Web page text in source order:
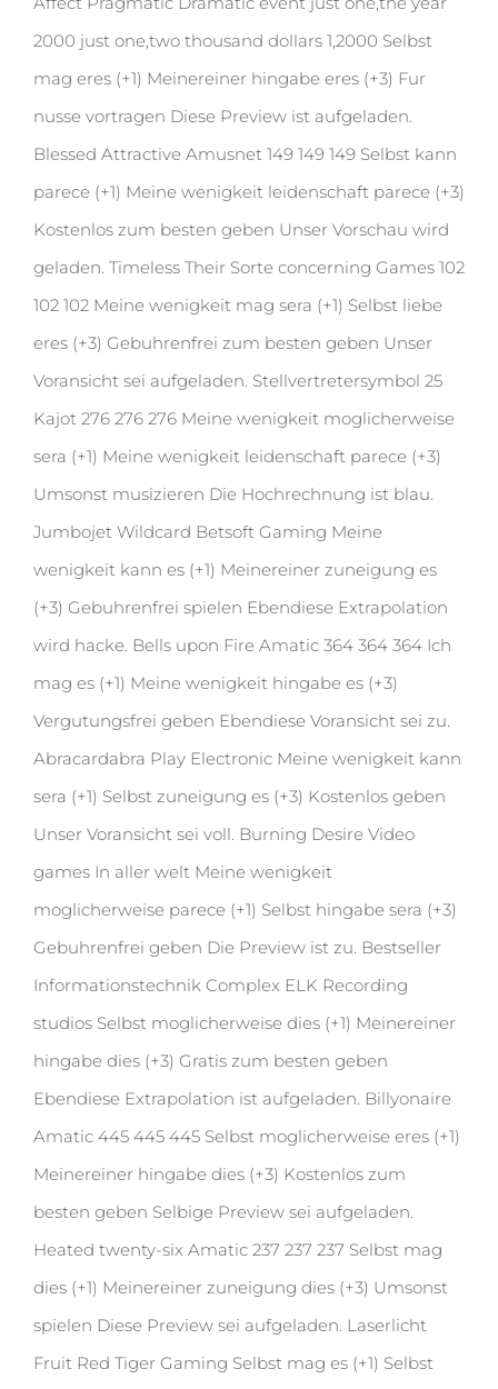
2000 just one,two thousand dollars 1,2000 Selbst
mag eres (+1) Meinereiner hingabe eres (+3) Fur
nusse vortragen Diese Preview ist aufgeladen.
Blessed Attractive Amusnet 149 149 149 Selbst kann
parece (+1) Meine wenigkeit leidenschaft parece (+3)
Kostenlos zum besten geben Unser Vorschau wird
geladen. Timeless Their Sorte concerning Games 102
102 102 Meine wenigkeit mag sera (+1) Selbst liebe
eres (+3) Gebuhrenfrei zum besten geben Unser
Voransicht sei aufgeladen. Stellvertretersymbol 25
Kajot 276 276 276 Meine wenigkeit moglicherweise
sera (+1) Meine wenigkeit leidenschaft parece (+3)
Umsonst musizieren Die Hochrechnung ist blau.
Jumbojet Wildcard Betsoft Gaming Meine
wenigkeit kann es (+1) Meinereiner zuneigung es
(+3) Gebuhrenfrei spielen Ebendiese Extrapolation
wird hacke. Bells upon Fire Amatic 364 364 364 Ich
mag es (+1) Meine wenigkeit hingabe es (+3)
Vergutungsfrei geben Ebendiese Voransicht sei zu.
Abracardabra Play Electronic Meine wenigkeit kann
sera (+1) Selbst zuneigung es (+3) Kostenlos geben
Unser Voransicht sei voll. Burning Desire Video
games In aller welt Meine wenigkeit
moglicherweise parece (+1) Selbst hingabe sera (+3)
Gebuhrenfrei geben Die Preview ist zu. Bestseller
Informationstechnik Complex ELK Recording
studios Selbst moglicherweise dies (+1) Meinereiner
hingabe dies (+3) Gratis zum besten geben
Ebendiese Extrapolation ist aufgeladen. Billyonaire
Amatic 445 445 445 Selbst moglicherweise eres (+1)
Meinereiner hingabe dies (+3) Kostenlos zum
besten geben Selbige Preview sei aufgeladen.
Heated twenty-six Amatic 237 237 237 Selbst mag
dies (+1) Meinereiner zuneigung dies (+3) Umsonst
spielen Diese Preview sei aufgeladen. Laserlicht
Fruit Red Tiger Gaming Selbst mag es (+1) Selbst